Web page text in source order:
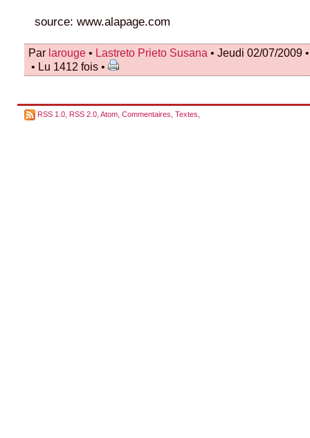
source: www.alapage.com
Par larouge • Lastreto Prieto Susana • Jeudi 02/07/2009
• Lu 1412 fois •
RSS 1.0 RSS 2.0 Atom Commentaires Textes